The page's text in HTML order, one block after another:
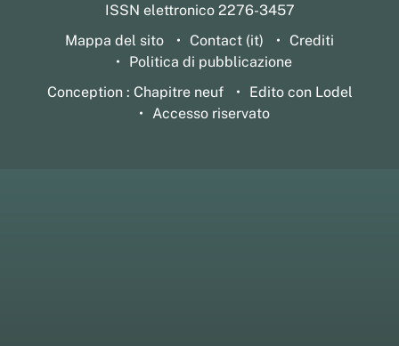
ISSN elettronico 2276-3457
Mappa del sito
Contact (it)
Crediti
Politica di pubblicazione
Conception : Chapitre neuf
Edito con Lodel
Accesso riservato